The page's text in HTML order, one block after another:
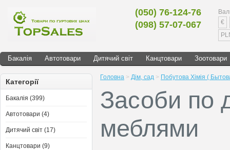
(050) 76-124-76
(098) 57-07-067
€
Бакалія Автотовари Дитячий світ Канцтовари Зоотовари
Категорії
Бакалія (399)
Автотовари (4)
Дитячий світ (17)
Канцтовари (9)
Головна > Дім, сад > Побутова Хімія (
Засоби по
меблями